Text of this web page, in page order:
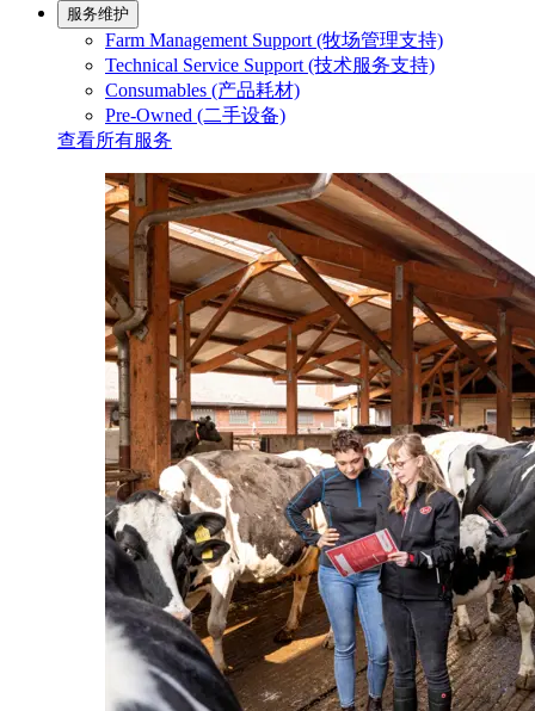
服务维护
Farm Management Support (牧场管理支持)
Technical Service Support (技术服务支持)
Consumables (产品耗材)
Pre-Owned (二手设备)
查看所有服务